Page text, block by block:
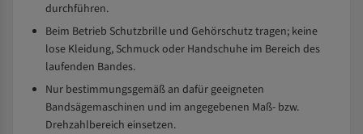
durchführen.
Beim Betrieb Schutzbrille und Gehörschutz tragen; keine
lose Kleidung, Schmuck oder Handschuhe im Bereich des
laufenden Bandes.
Nur bestimmungsgemäß an dafür geeigneten
Bandsägemaschinen und im angegebenen Maß- bzw.
Drehzahlbereich einsetzen.